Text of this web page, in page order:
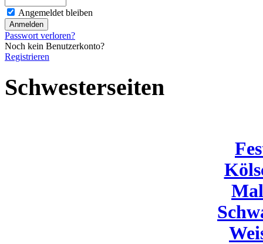
Angemeldet bleiben
Passwort verloren?
Noch kein Benutzerkonto?
Registrieren
Schwesterseiten